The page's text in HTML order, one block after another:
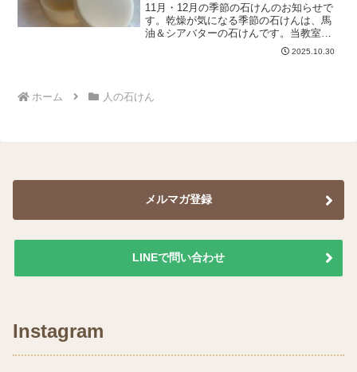
11月・12月の季節の石けんのお知らせで
す。乾燥が気になる季節の石けんは、馬
油＆シアバターの石けんです。当教室で
は冬に登場する超保湿石けんです。その
まま保湿クリームとして使える馬油とシ
2025.10.30
ホーム 人の石けん
メルマガ登録
LINEで問い合わせ
Instagram